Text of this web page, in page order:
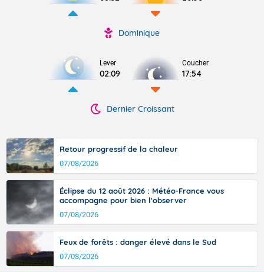
Dominique
Lever
02:09
Coucher
17:54
Dernier Croissant
Retour progressif de la chaleur
07/08/2026
Éclipse du 12 août 2026 : Météo-France vous
accompagne pour bien l'observer
07/08/2026
Feux de forêts : danger élevé dans le Sud
07/08/2026